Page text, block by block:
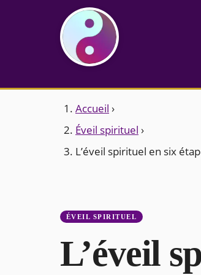
Accueil ›
Éveil spirituel ›
L’éveil spirituel en six
ÉVEIL SPIRITUEL
L’éveil